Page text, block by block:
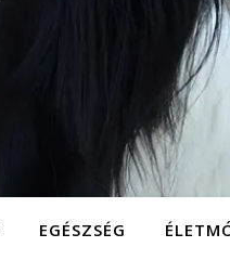
EGÉSZSÉG